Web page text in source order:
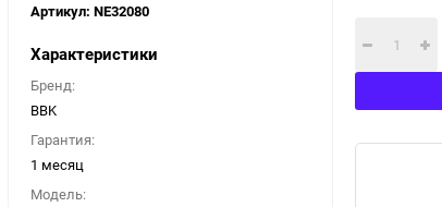
Артикул: NE32080
Характеристики
Бренд:
BBK
Гарантия:
1 месяц
Модель: